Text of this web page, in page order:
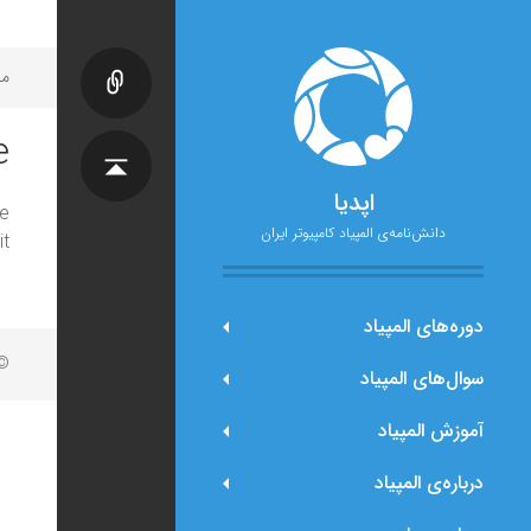
اپدیا
دانش‌نامه‌ی المپیاد کامپیوتر ایران
دوره‌های المپیاد
سوال‌های المپیاد
آموزش المپیاد
درباره‌ی المپیاد